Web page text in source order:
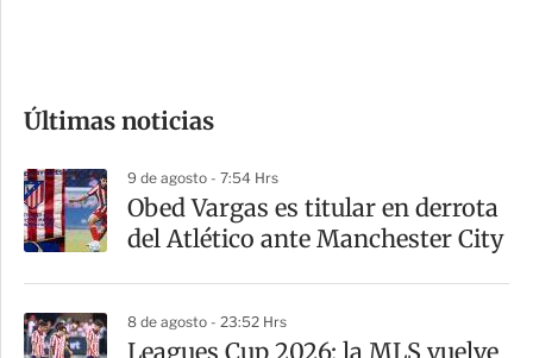
m
a
r
t
r
Últimas noticias
9 de agosto - 7:54 Hrs
Obed Vargas es titular en derrota
del Atlético ante Manchester City
8 de agosto - 23:52 Hrs
Leagues Cup 2026: la MLS vuelve